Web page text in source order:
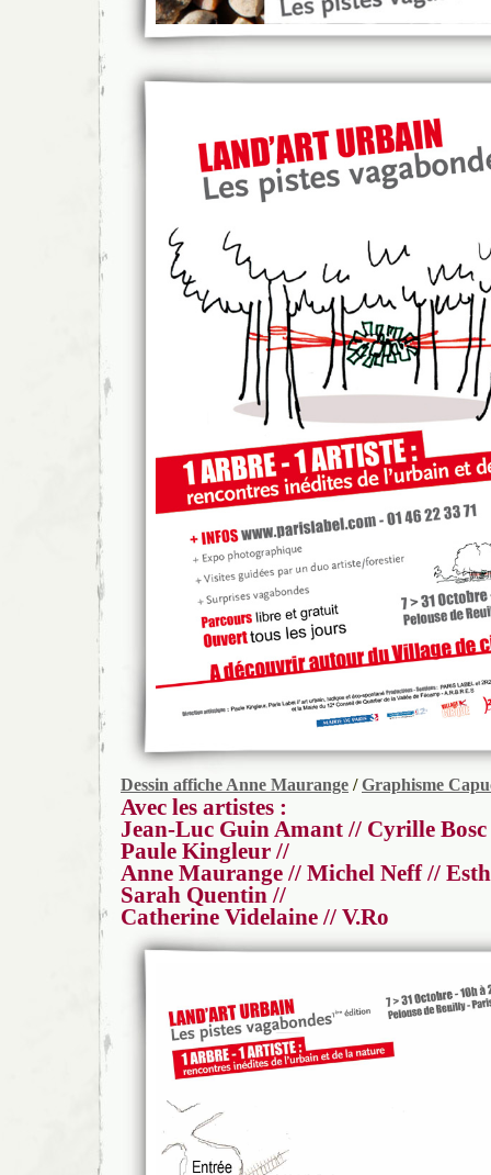
Dessin affiche Anne Maurange /Graphisme
Avec les artistes :
Jean-Luc Guin Amant // Cyrille
Paule Kingleur //
Anne Maurange // Michel Neff //
Sarah Quentin //
Catherine Videlaine // V.Ro